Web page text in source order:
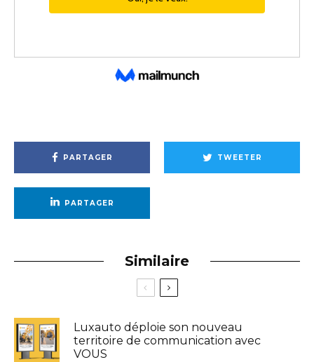
PARTAGER TWEETER
PARTAGER
Similaire
Luxauto déploie son nouveau
territoire de communication avec
VOUS